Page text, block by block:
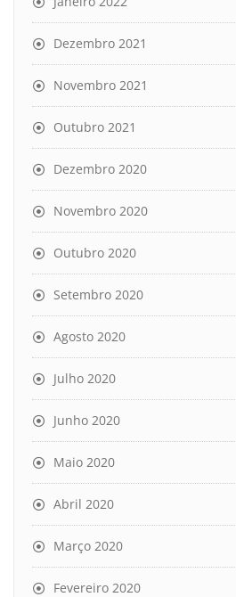
Dezembro 2021
Novembro 2021
Outubro 2021
Dezembro 2020
Novembro 2020
Outubro 2020
Setembro 2020
Agosto 2020
Julho 2020
Junho 2020
Maio 2020
Abril 2020
Março 2020
Fevereiro 2020